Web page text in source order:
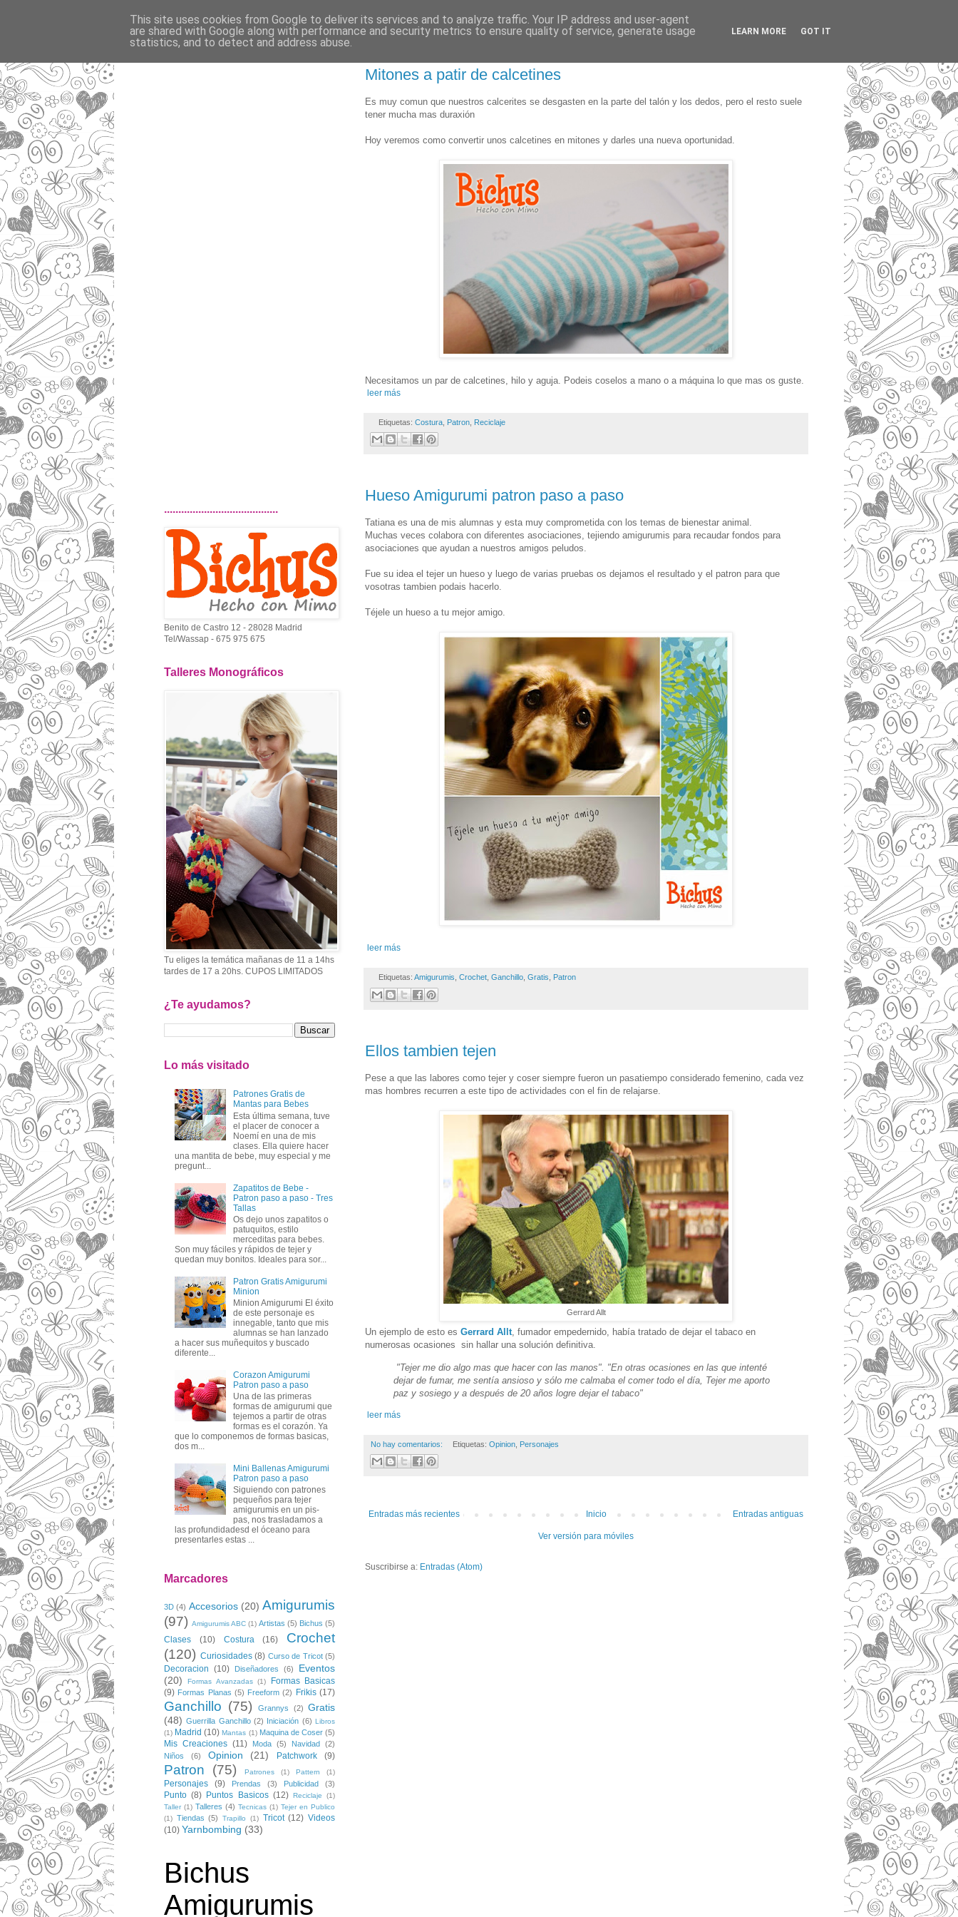
Mitones a patir de calcetines
Es muy comun que nuestros calcerites se desgasten en la parte del talón y los dedos, pero el resto suele
tener mucha mas duraxión
Hoy veremos como convertir unos calcetines en mitones y darles una nueva oportunidad.
Necesitamos un par de calcetines, hilo y aguja. Podeis coselos a mano o a máquina lo que mas os guste.
leer más
Etiquetas: Costura, Patron, Reciclaje
Hueso Amigurumi patron paso a paso
Tatiana es una de mis alumnas y esta muy comprometida con los temas de bienestar animal.
Muchas veces colabora con diferentes asociaciones, tejiendo amigurumis para recaudar fondos para
asociaciones que ayudan a nuestros amigos peludos.
Fue su idea el tejer un hueso y luego de varias pruebas os dejamos el resultado y el patron para que
vosotras tambien podais hacerlo.
Téjele un hueso a tu mejor amigo.
leer más
Etiquetas: Amigurumis Crochet, Ganchillo, Gratis Patron
Ellos tambien tejen
Pese a que las labores como tejer y coser siempre fueron un pasatiempo considerado femenino, cada vez
mas hombres recurren a este tipo de actividades con el fin de relajarse.
Gerrard Allt
Un ejemplo de esto es Gerrard Allt, fumador empedernido, había tratado de dejar el tabaco en
numerosas ocasiones sin hallar una solución definitiva.
"Tejer me dio algo mas que hacer con las manos". "En otras ocasiones en las que intenté
dejar de fumar, me sentía ansioso y sólo me calmaba el comer todo el día, Tejer me aporto
paz y sosiego y a después de 20 años logre dejar el tabaco"
leer más
No hay comentarios: Etiquetas: Opinion, Personajes
Entradas más recientes Entradas antiguas
Inicio
Ver versión para móviles
Suscribirse a: Entradas (Atom)
........................................
Benito de Castro 12 - 28028 Madrid
Tel/Wassap - 675 975 675
Talleres Monográficos
Tu eliges la temática mañanas de 11 a 14hs
tardes de 17 a 20hs. CUPOS LIMITADOS
¿Te ayudamos?
Lo más visitado
Patrones Gratis de
Mantas para Bebes
Esta última semana, tuve
el placer de conocer a
Noemí en una de mis
clases. Ella quiere hacer
una mantita de bebe, muy especial y me
pregunt...
Zapatitos de Bebe -
Patron paso a paso - Tres
Tallas
Os dejo unos zapatitos o
patuquitos, estilo
merceditas para bebes.
Son muy fáciles y rápidos de tejer y
quedan muy bonitos. Ideales para sor...
Patron Gratis Amigurumi
Minion
Minion Amigurumi El éxito
de este personaje es
innegable, tanto que mis
alumnas se han lanzado
a hacer sus muñequitos y buscado
diferente...
Corazon Amigurumi
Patron paso a paso
Una de las primeras
formas de amigurumi que
tejemos a partir de otras
formas es el corazón. Ya
que lo componemos de formas basicas,
dos m...
Mini Ballenas Amigurumi
Patron paso a paso
Siguiendo con patrones
pequeños para tejer
amigurumis en un pis-
pas, nos trasladamos a
las profundidadesd el óceano para
presentarles estas ...
Marcadores
3D (4) Accesorios (20) Amigurumis
(97) Amigurumis ABC (1) Artistas (5) Bichus (5)
Clases (10) Costura (16)
Crochet
(120) Curiosidades (8) Curso de Tricot (5)
Decoracion (10) Diseñadores (6)
Eventos
(20)
Formas Avanzadas (1)
Formas Basicas
(9) Formas Planas (5) Freeform (2) Frikis (17)
Ganchillo (75) Grannys (2) Gratis
(48) Guerrilla Ganchillo (2) Iniciación (6) Libros
(1) Madrid (10) Mantas (1) Maquina de Coser (5)
Mis Creaciones (11) Moda (5) Navidad (2)
Niños
(6) Opinion (21) Patchwork (9)
Patron (75) Patrones (1) Pattern (1)
Personajes (9) Prendas (3) Publicidad (3)
Punto (8) Puntos Basicos (12) Reciclaje
(1)
Taller (1) Talleres (4) Tecnicas (1) Tejer en Publico
(1) Tiendas (5) Trapillo (1) Tricot (12) Videos
(10) Yarnbombing (33)
Bichus
Amigurumis
This site uses cookies from Google to deliver its services and to analyze traffic. Your IP address and user-agent
are shared with Google along with performance and security metrics to ensure quality of service, generate usage
statistics, and to detect and address abuse.
LEARN MORE GOT IT